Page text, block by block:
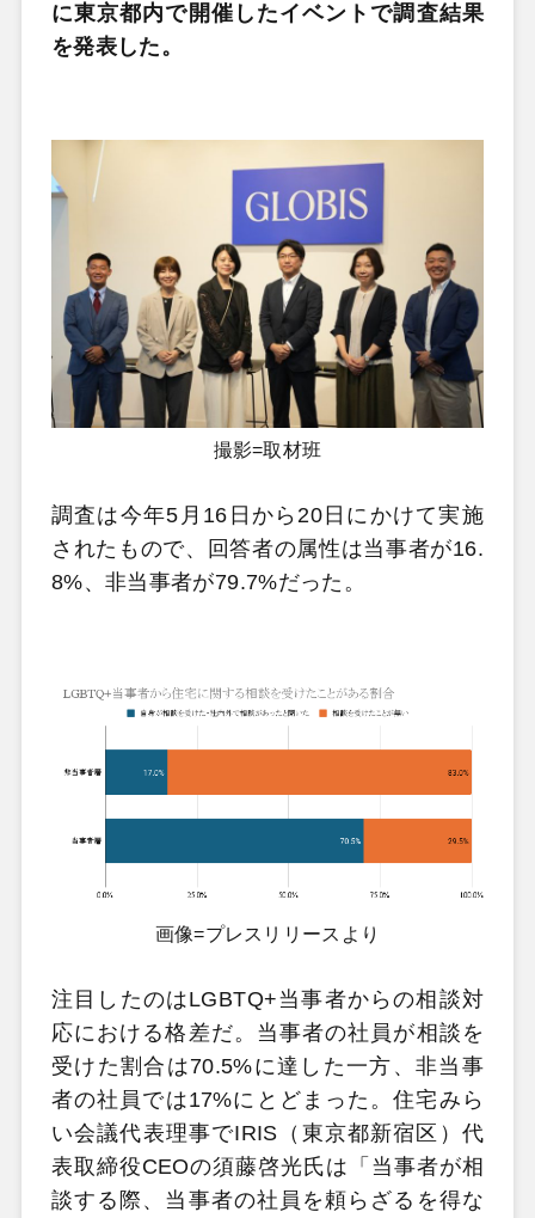
に東京都内で開催したイベントで調査結果
を発表した。
撮影=取材班
調査は今年5月16日から20日にかけて実施
されたもので、回答者の属性は当事者が16.
8%、非当事者が79.7%だった。
画像=プレスリリースより
注目したのはLGBTQ+当事者からの相談対
応における格差だ。当事者の社員が相談を
受けた割合は70.5%に達した一方、非当事
者の社員では17%にとどまった。住宅みら
い会議代表理事でIRIS（東京都新宿区）代
表取締役CEOの須藤啓光氏は「当事者が相
談する際、当事者の社員を頼らざるを得な